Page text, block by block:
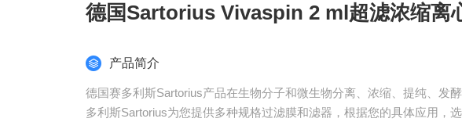
德国Sartorius Vivaspin 2 ml超滤浓缩离
产品简介
德国赛多利斯Sartorius产品在生物分子和微生物分离、浓缩、提纯、发
多利斯Sartorius为您提供多种规格过滤膜和滤器，根据您的具体应用，选